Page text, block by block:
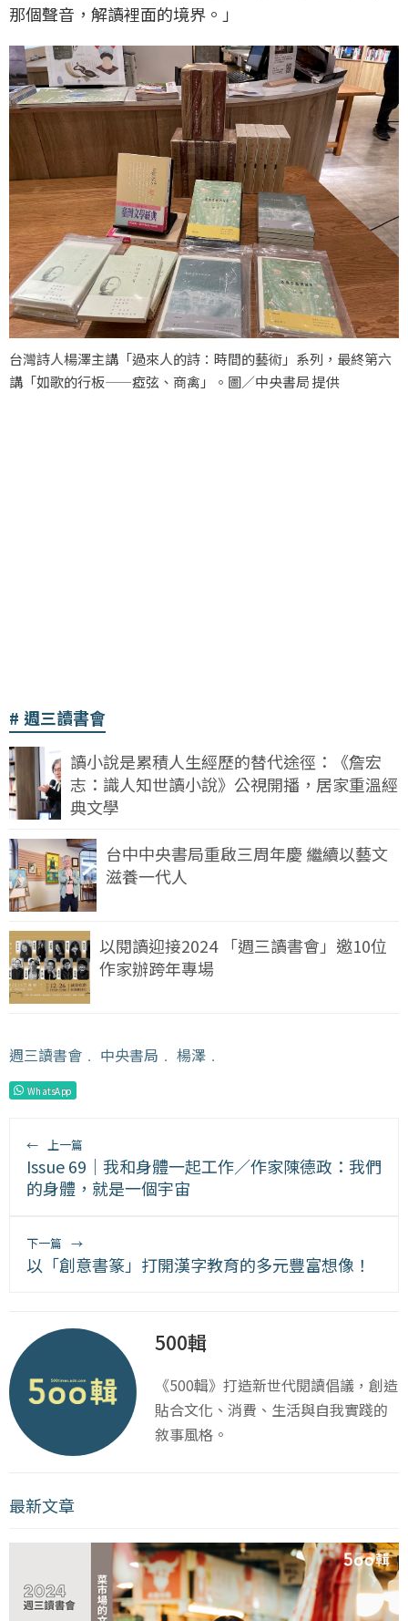
那個聲音，解讀裡面的境界。」
台灣詩人楊澤主講「過來人的詩：時間的藝術」系列，最終第六
講「如歌的行板——瘂弦、商禽」。圖／中央書局 提供
週三讀書會
讀小說是累積人生經歷的替代途徑：《詹宏
志：識人知世讀小說》公視開播，居家重溫經
典文學
台中中央書局重啟三周年慶 繼續以藝文
滋養一代人
以閱讀迎接2024 「週三讀書會」邀10位
作家辦跨年專場
週三讀書會 ﹒ 中央書局 ﹒ 楊澤 ﹒
WhatsApp
← 上一篇
Issue 69｜我和身體一起工作／作家陳德政：我們
的身體，就是一個宇宙
下一篇 →
以「創意書篆」打開漢字教育的多元豐富想像！
500輯
《500輯》打造新世代閱讀倡議，創造
貼合文化、消費、生活與自我實踐的
敘事風格。
最新文章